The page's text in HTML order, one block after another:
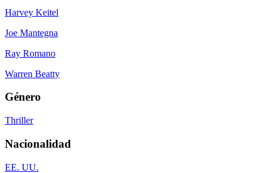
Harvey Keitel
Joe Mantegna
Ray Romano
Warren Beatty
Género
Thriller
Nacionalidad
EE. UU.